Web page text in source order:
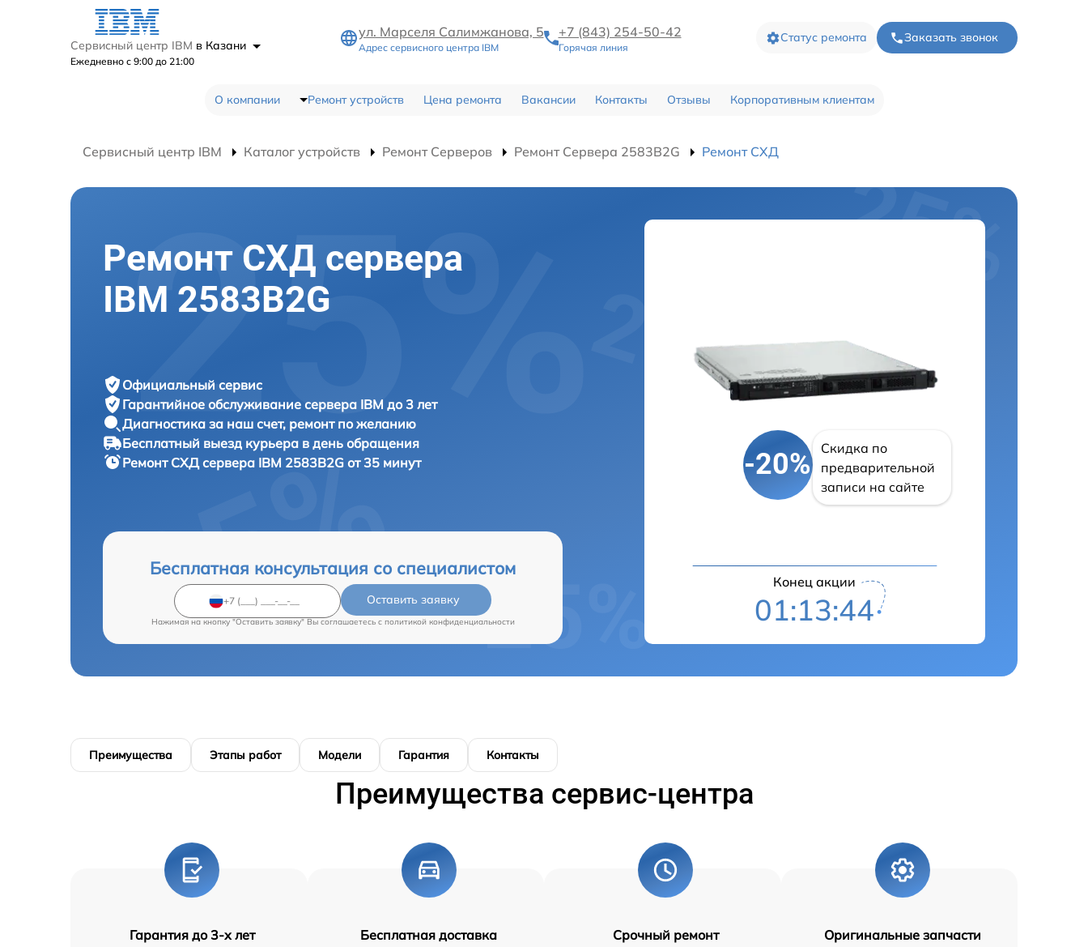
Сервисный центр IBM в Казани
Ежедневно с 9:00 до 21:00
ул. Марселя Салимжанова, 5
Адрес сервисного центра IBM
+7 (843) 254-50-42
Горячая линия
Статус ремонта Заказать звонок
О компании Ремонт устройств Цена ремонта Вакансии Контакты Отзывы Корпоративным клиентам
Сервисный центр IBM Каталог устройств Ремонт Серверов Ремонт Сервера 2583B2G Ремонт СХД
Ремонт СХД сервера
IBM 2583B2G
Официальный сервис
Гарантийное обслуживание сервера IBM до 3 лет
Диагностика за наш счет, ремонт по желанию
Бесплатный выезд курьера в день обращения
Ремонт СХД сервера IBM 2583B2G от 35 минут
Бесплатная консультация со специалистом
Оставить заявку
Нажимая на кнопку "Оставить заявку" Вы соглашаетесь c политикой конфиденциальности
-20%
Скидка по
предварительной
записи на сайте
Конец акции
01:13:43
Преимущества Этапы работ Модели Гарантия Контакты
Преимущества сервис-центра
Гарантия до 3-х лет Бесплатная доставка Срочный ремонт Оригинальные запчасти